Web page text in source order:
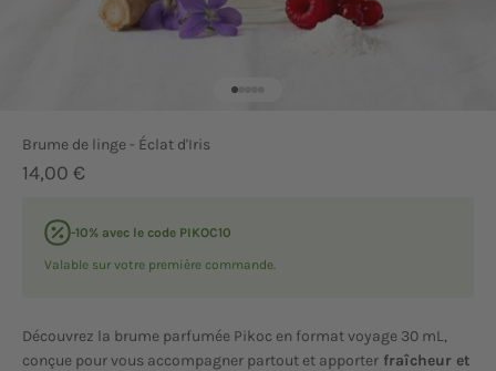
Brume de linge - Éclat d'Iris
Prix de vente
14,00 €
-10% avec le code PIKOC10
Valable sur votre première commande.
Découvrez la brume parfumée Pikoc en format voyage 30 mL,
conçue pour vous accompagner partout et apporter fraîcheur et